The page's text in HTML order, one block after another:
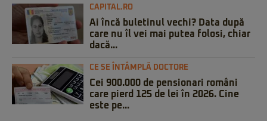
CAPITAL.RO
Ai încă buletinul vechi? Data după
care nu îl vei mai putea folosi, chiar
dacă...
CE SE ÎNTÂMPLĂ DOCTORE
Cei 900.000 de pensionari români
care pierd 125 de lei în 2026. Cine
este pe...